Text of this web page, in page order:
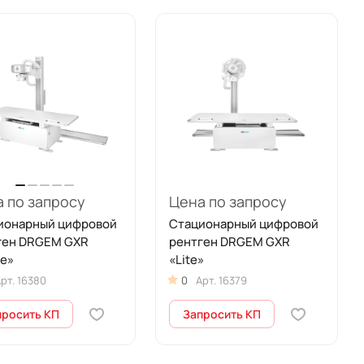
по запросу
цифровой
DRGEM GXR
16380
КП
Цена по запросу
Стационарный цифровой
рентген DRGEM GXR
«Lite»
0 Арт. 16379
Запросить КП